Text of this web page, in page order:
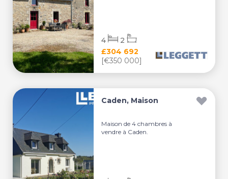
£304 692
[€350 000]
4 2
Caden, Maison
Maison de 4 chambres à
vendre à Caden.